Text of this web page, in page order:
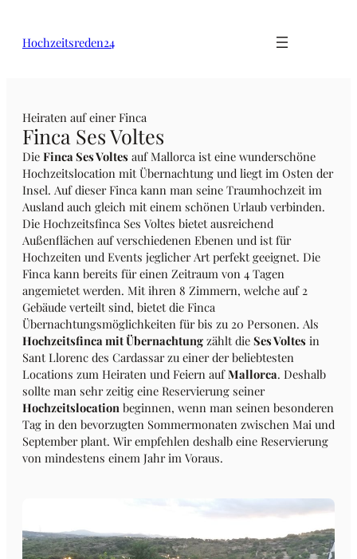
Hochzeitsreden24
Heiraten auf einer Finca
Finca Ses Voltes
Die Finca Ses Voltes auf Mallorca ist eine wunderschöne
Hochzeitslocation mit Übernachtung und liegt im Osten der
Insel. Auf dieser Finca kann man seine Traumhochzeit im
Ausland auch gleich mit einem schönen Urlaub verbinden.
Die Hochzeitsfinca Ses Voltes bietet ausreichend
Außenflächen auf verschiedenen Ebenen und ist für
Hochzeiten und Events jeglicher Art perfekt geeignet. Die
Finca kann bereits für einen Zeitraum von 4 Tagen
angemietet werden. Mit ihren 8 Zimmern, welche auf 2
Gebäude verteilt sind, bietet die Finca
Übernachtungsmöglichkeiten für bis zu 20 Personen. Als
Hochzeitsfinca mit Übernachtung zählt die Ses Voltes in
Sant Llorenc des Cardassar zu einer der beliebtesten
Locations zum Heiraten und Feiern aufMallorca. Deshalb
sollte man sehr zeitig eine Reservierung seiner
Hochzeitslocation beginnen, wenn man seinen besonderen
Tag in den bevorzugten Sommermonaten zwischen Mai und
September plant. Wir empfehlen deshalb eine Reservierung
von mindestens einem Jahr im Voraus.